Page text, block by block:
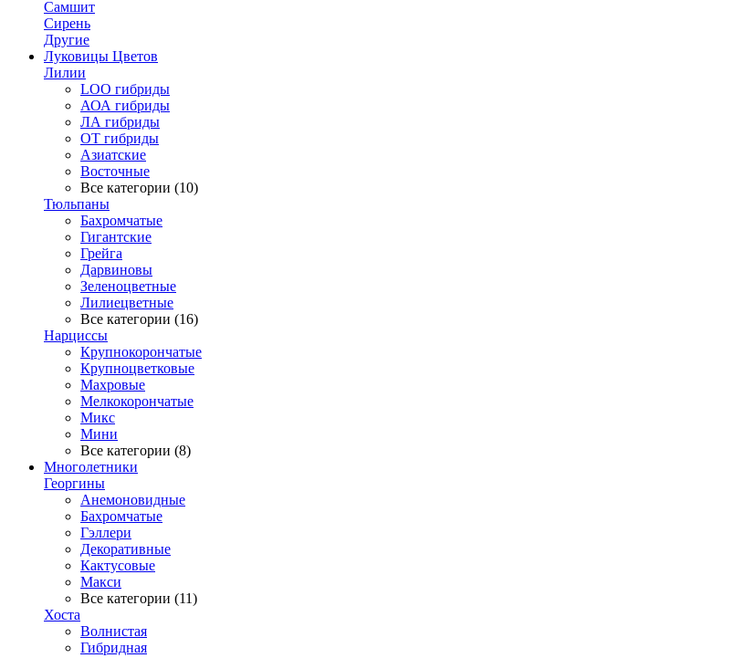
Самшит
Сирень
Другие
Луковицы Цветов
Лилии
LOO гибриды
АОА гибриды
ЛА гибриды
ОТ гибриды
Азиатские
Восточные
Все категории (10)
Тюльпаны
Бахромчатые
Гигантские
Грейга
Дарвиновы
Зеленоцветные
Лилиецветные
Все категории (16)
Нарциссы
Крупнокорончатые
Крупноцветковые
Махровые
Мелкокорончатые
Микс
Мини
Все категории (8)
Многолетники
Георгины
Анемоновидные
Бахромчатые
Гэллери
Декоративные
Кактусовые
Макси
Все категории (11)
Хоста
Волнистая
Гибридная